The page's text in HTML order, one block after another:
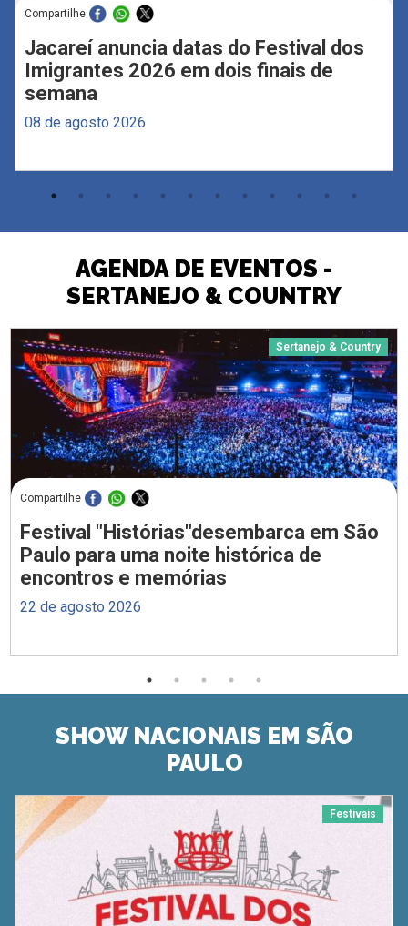
Compartilhe
Jacareí anuncia datas do Festival dos
Imigrantes 2026 em dois finais de
semana
08 de agosto 2026
AGENDA DE EVENTOS -
SERTANEJO & COUNTRY
Sertanejo & Country
Compartilhe
Festival "Histórias"desembarca em São
Paulo para uma noite histórica de
encontros e memórias
22 de agosto 2026
SHOW NACIONAIS EM SÃO
PAULO
Festivais